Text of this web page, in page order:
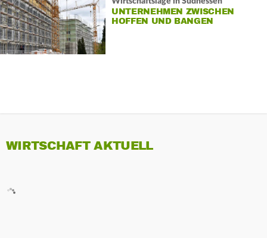
UNTERNEHMEN ZWISCHEN
HOFFEN UND BANGEN
WIRTSCHAFT AKTUELL